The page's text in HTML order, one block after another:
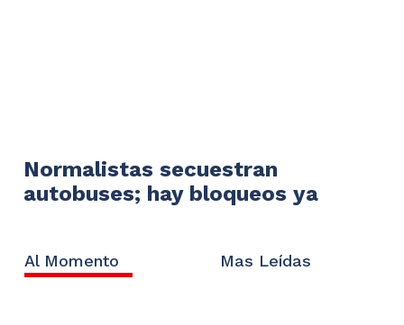
Normalistas secuestran
autobuses; hay bloqueos ya
Al Momento Mas Leídas